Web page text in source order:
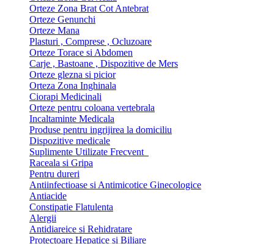
Orteze Zona Brat Cot Antebrat
Orteze Genunchi
Orteze Mana
Plasturi , Comprese , Ocluzoare
Orteze Torace si Abdomen
Carje , Bastoane , Dispozitive de Mers
Orteze glezna si picior
Orteza Zona Inghinala
Ciorapi Medicinali
Orteze pentru coloana vertebrala
Incaltaminte Medicala
Produse pentru ingrijirea la domiciliu
Dispozitive medicale
Suplimente Utilizate Frecvent
Raceala si Gripa
Pentru dureri
Antiinfectioase si Antimicotice Ginecologice
Antiacide
Constipatie Flatulenta
Alergii
Antidiareice si Rehidratare
Protectoare Hepatice si Biliare